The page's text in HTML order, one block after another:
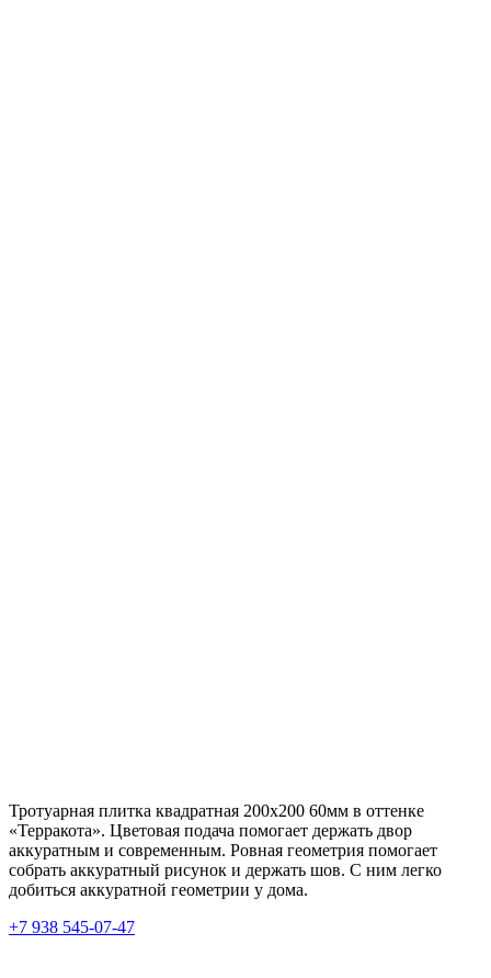
Тротуарная плитка квадратная 200х200 60мм в оттенке
«Терракота». Цветовая подача помогает держать двор
аккуратным и современным. Ровная геометрия помогает
собрать аккуратный рисунок и держать шов. С ним легко
добиться аккуратной геометрии у дома.
+7 938 545-07-47